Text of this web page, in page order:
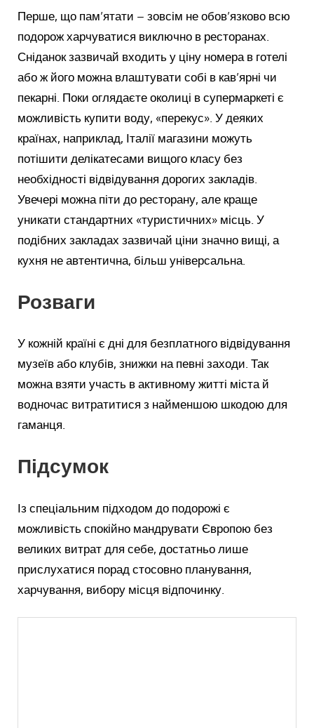
Перше, що пам’ятати – зовсім не обов’язково всю
подорож харчуватися виключно в ресторанах.
Сніданок зазвичай входить у ціну номера в готелі
або ж його можна влаштувати собі в кав’ярні чи
пекарні. Поки оглядаєте околиці в супермаркеті є
можливість купити воду, «перекус». У деяких
країнах, наприклад, Італії магазини можуть
потішити делікатесами вищого класу без
необхідності відвідування дорогих закладів.
Увечері можна піти до ресторану, але краще
уникати стандартних «туристичних» місць. У
подібних закладах зазвичай ціни значно вищі, а
кухня не автентична, більш універсальна.
Розваги
У кожній країні є дні для безплатного відвідування
музеїв або клубів, знижки на певні заходи. Так
можна взяти участь в активному житті міста й
водночас витратитися з найменшою шкодою для
гаманця.
Підсумок
Із спеціальним підходом до подорожі є
можливість спокійно мандрувати Європою без
великих витрат для себе, достатньо лише
прислухатися порад стосовно планування,
харчування, вибору місця відпочинку.